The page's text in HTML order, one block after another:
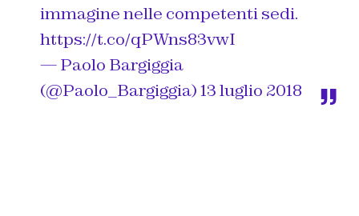
immagine nelle competenti sedi.
https://t.co/qPWns83vwI
— Paolo Bargiggia
(@Paolo_Bargiggia)13 luglio 2018